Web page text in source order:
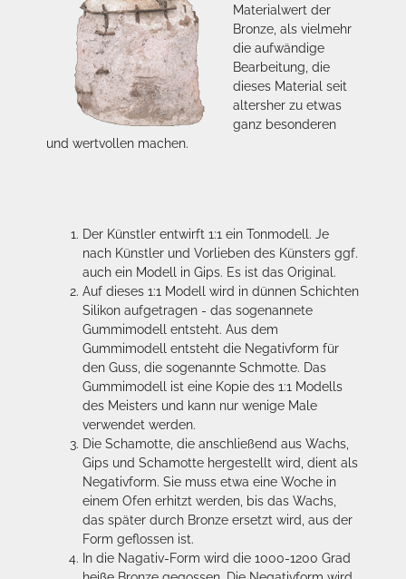
Materialwert der
Bronze, als vielmehr
die aufwändige
Bearbeitung, die
dieses Material seit
altersher zu etwas
ganz besonderen
und wertvollen machen.
Der Künstler entwirft 1:1 ein Tonmodell. Je
nach Künstler und Vorlieben des Künsters ggf.
auch ein Modell in Gips. Es ist das Original.
Auf dieses 1:1 Modell wird in dünnen Schichten
Silikon aufgetragen - das sogenannete
Gummimodell entsteht. Aus dem
Gummimodell entsteht die Negativform für
den Guss, die sogenannte Schmotte. Das
Gummimodell ist eine Kopie des 1:1 Modells
des Meisters und kann nur wenige Male
verwendet werden.
Die Schamotte, die anschließend aus Wachs,
Gips und Schamotte hergestellt wird, dient als
Negativform. Sie muss etwa eine Woche in
einem Ofen erhitzt werden, bis das Wachs,
das später durch Bronze ersetzt wird, aus der
Form geflossen ist.
In die Nagativ-Form wird die 1000-1200 Grad